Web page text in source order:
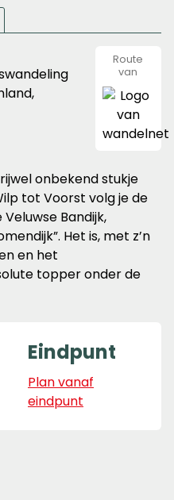
Route
van
onbekend stukje
tot Voorst volg je de
Bandijk,
Het is, met z’n
en het
topper onder de
Eindpunt
Plan vanaf
eindpunt